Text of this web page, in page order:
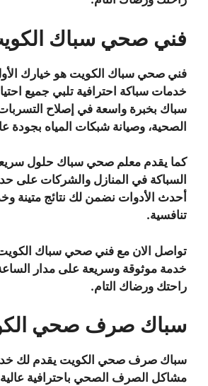
فني صحي سباك
فني صحي سباك الكويت هو خيارك
خدمات سباكة احترافية تلبي جميع
سباك بخبرة واسعة في إصلاح
الصحية، وصيانة شبكات المياه بجودة
كما يقدم معلم صحي سباك حلول
السباكة في المنازل والشركات على
أحدث الأدوات نضمن لك نتائج متينة
تنافسية.
تواصل الان مع فني صحي سباك
خدمة موثوقة وسريعة على مدار
راحتك ورضاك التام.
سباك صرف صحي
سباك صرف صحي الكويت يقدم لك
مشاكل الصرف الصحي باحترافية